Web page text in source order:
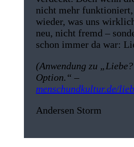
nicht mehr
wieder, was uns
neu, nicht fremd –
schon immer da war:
(Anwendung zu
Option.“ –
menschundkultur.de/
Andersen Storm